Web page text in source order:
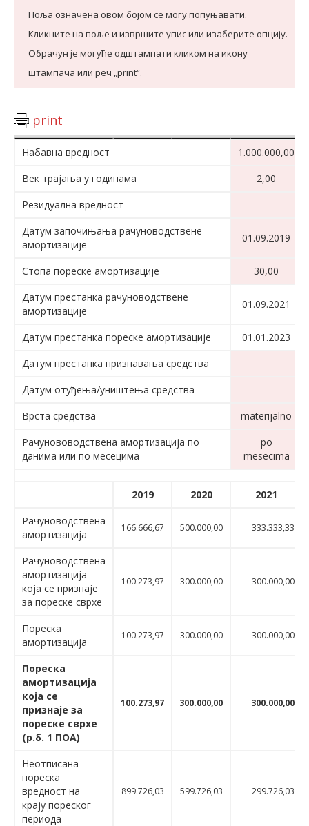
Поља означена овом бојом се могу попуњавати.
Кликните на поље и извршите упис или изаберите опцију.
Обрачун је могуће одштампати кликом на икону
штампача или реч „print“.
print
Набавна вредност
1.000.000,00
Век трајања у годинама
2,00
Резидуална вредност
Датум започињања рачуноводствене
амортизације
01.09.2019
Стопа пореске амортизације
30,00
Датум престанка рачуноводствене
амортизације
01.09.2021
Датум престанка пореске амортизације
01.01.2023
Датум престанка признавања средства
Датум отуђења/уништења средства
Врста средства
materijalno
Рачунововодствена амортизација по
данима или по месецима
po
mesecima
2019 2020
2021
Рачуноводствена
амортизација
166.666,67 500.000,00 333.333,33
Рачуноводствена
амортизација
која се признаје
за пореске сврхе
100.273,97 300.000,00 300.000,00
Пореска
амортизација
100.273,97 300.000,00 300.000,00
Пореска
амортизација
која се
признаје за
пореске сврхе
(р.б. 1 ПОА)
100.273,97 300.000,00 300.000,00
Неотписана
пореска
вредност на
крају пореског
периода
899.726,03 599.726,03 299.726,03